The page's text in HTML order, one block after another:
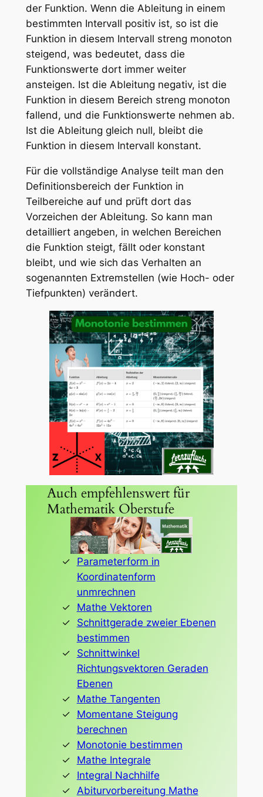
der Funktion. Wenn die Ableitung in einem
bestimmten Intervall positiv ist, so ist die
Funktion in diesem Intervall streng monoton
steigend, was bedeutet, dass die
Funktionswerte dort immer weiter
ansteigen. Ist die Ableitung negativ, ist die
Funktion in diesem Bereich streng monoton
fallend, und die Funktionswerte nehmen ab.
Ist die Ableitung gleich null, bleibt die
Funktion in diesem Intervall konstant.
Für die vollständige Analyse teilt man den
Definitionsbereich der Funktion in
Teilbereiche auf und prüft dort das
Vorzeichen der Ableitung. So kann man
detailliert angeben, in welchen Bereichen
die Funktion steigt, fällt oder konstant
bleibt, und wie sich das Verhalten an
sogenannten Extremstellen (wie Hoch- oder
Tiefpunkten) verändert.
Auch empfehlenswert für
Mathematik Oberstufe
Parameterform in
Koordinatenform
unmrechnen
Mathe Vektoren
Schnittgerade zweier Ebenen
bestimmen
Schnittwinkel
Richtungsvektoren Geraden
Ebenen
Mathe Tangenten
Momentane Steigung
berechnen
Monotonie bestimmen
Mathe Integrale
Integral Nachhilfe
Abiturvorbereitung Mathe